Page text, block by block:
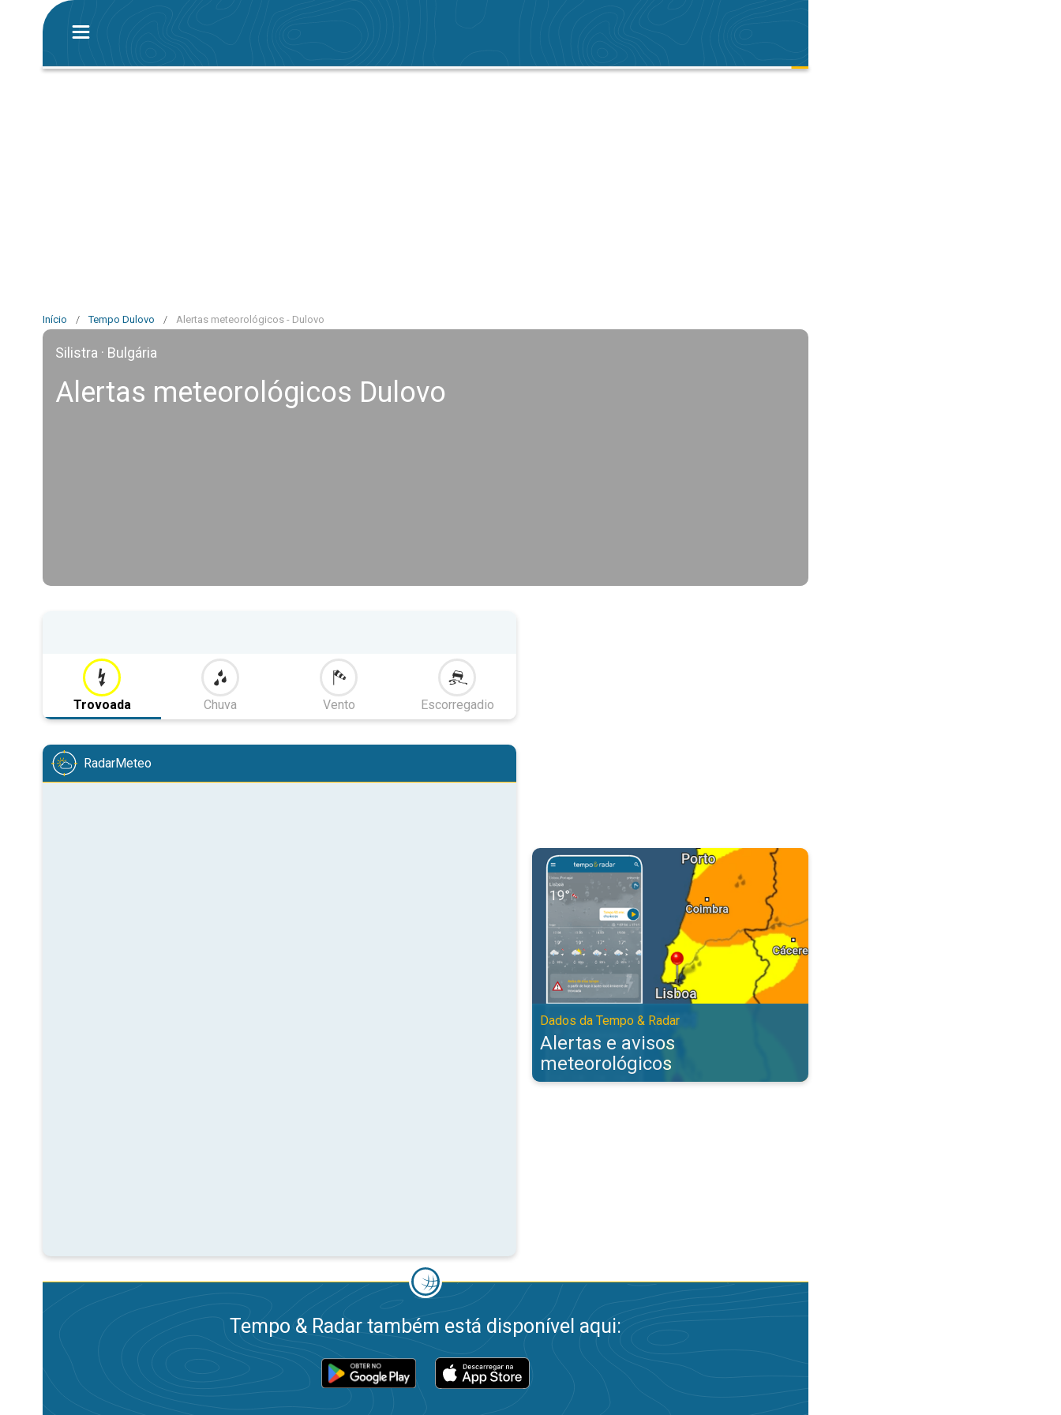
Início / Tempo Dulovo / Alertas meteorológicos - Dulovo
Silistra · Bulgária
Alertas meteorológicos Dulovo
Trovoada Chuva Vento Escorregadio
RadarMeteo
Alertas e avisos meteorológicos. Dados da Tempo & Radar. . .
Dados da Tempo & Radar
Alertas e avisos
meteorológicos
Tempo & Radar também está disponível aqui: